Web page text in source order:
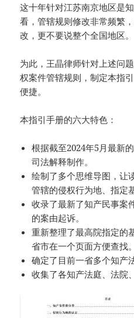
这十年针对江苏南京地区是
看，管辖规则修改非常频繁
改，更不要说整个全国地区。
为此，王晶律师针对上述问
权案件管辖规则，制定本指
便捷。
本指引手册的六大特色：
根据截至2024年5月最新
司法解释制作。
绘制了多个思维导图，让
管辖的侵权行为地、指定
收录了最新了知产民事案
的案由起诉。
重新整理了最高院指定的
省市在一个页面方便查找。
确定了目前一省多个知产
收集了各知产法庭、法院